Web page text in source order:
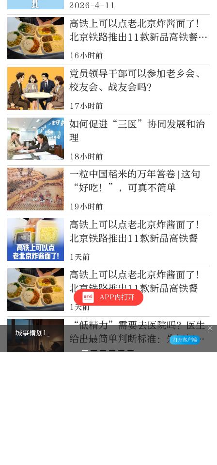
2026-4-11
高铁上可以点老北京炸酱面了！
北京铁路推出11款新品高铁餐｜
都视频·热观察
16小时前
党员领导干部可以参加老乡会、
校友会、战友会吗？
17小时前
如何促进“三医”协同发展和治
理
18小时前
一粒中国稻米的万年答卷|这句
“好吃！”，可真不简单
19小时前
高铁上可以点老北京炸酱面了！
北京铁路推出11款新品高铁餐
1天前
高铁上可以点老北京炸酱面了！
北京铁路推出11款新品高铁餐
1天前
“低精力”需要去医院吗？医生
给出最简单判断标准：先好好睡
一觉｜都视频·热观察
APP内打开
城事横划1